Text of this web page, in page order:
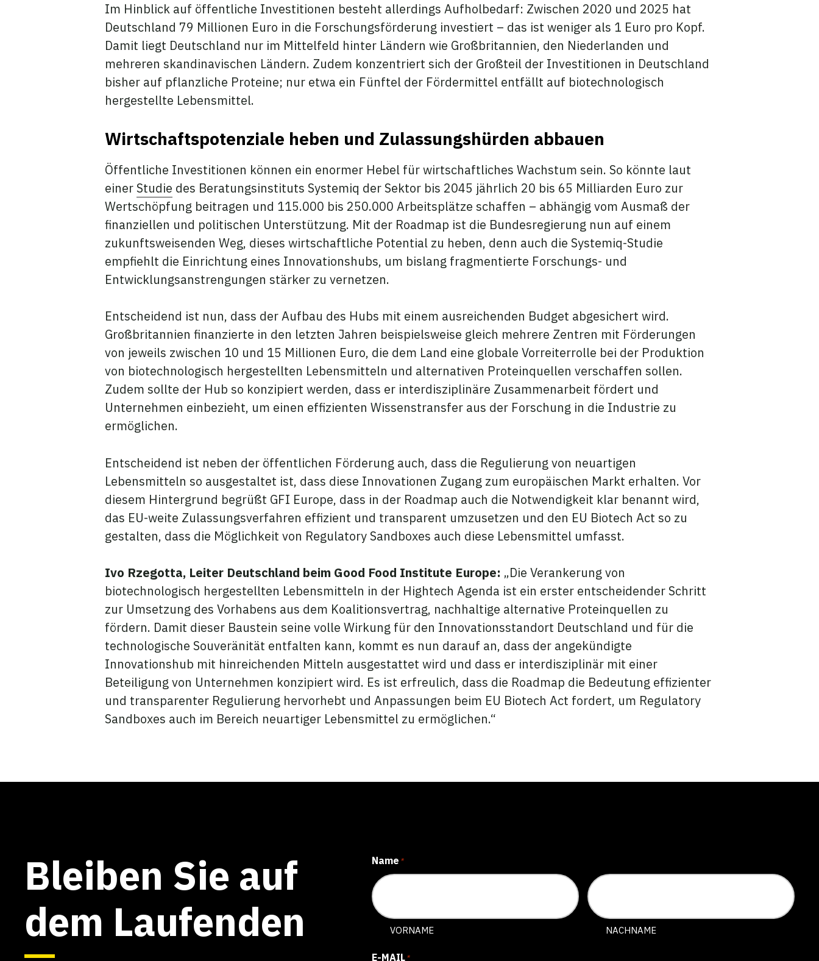
Im Hinblick auf öffentliche Investitionen besteht allerdings Aufholbedarf: Zwischen 2020 und 2025 hat
Deutschland 79 Millionen Euro in die Forschungsförderung investiert – das ist weniger als 1 Euro pro Kopf.
Damit liegt Deutschland nur im Mittelfeld hinter Ländern wie Großbritannien, den Niederlanden und
mehreren skandinavischen Ländern. Zudem konzentriert sich der Großteil der Investitionen in Deutschland
bisher auf pflanzliche Proteine; nur etwa ein Fünftel der Fördermittel entfällt auf biotechnologisch
hergestellte Lebensmittel.
Wirtschaftspotenziale heben und Zulassungshürden abbauen
Öffentliche Investitionen können ein enormer Hebel für wirtschaftliches Wachstum sein. So könnte laut
einerStudie des Beratungsinstituts Systemiq der Sektor bis 2045 jährlich 20 bis 65 Milliarden Euro zur
Wertschöpfung beitragen und 115.000 bis 250.000 Arbeitsplätze schaffen – abhängig vom Ausmaß der
finanziellen und politischen Unterstützung. Mit der Roadmap ist die Bundesregierung nun auf einem
zukunftsweisenden Weg, dieses wirtschaftliche Potential zu heben, denn auch die Systemiq-Studie
empfiehlt die Einrichtung eines Innovationshubs, um bislang fragmentierte Forschungs- und
Entwicklungsanstrengungen stärker zu vernetzen.
Entscheidend ist nun, dass der Aufbau des Hubs mit einem ausreichenden Budget abgesichert wird.
Großbritannien finanzierte in den letzten Jahren beispielsweise gleich mehrere Zentren mit Förderungen
von jeweils zwischen 10 und 15 Millionen Euro, die dem Land eine globale Vorreiterrolle bei der Produktion
von biotechnologisch hergestellten Lebensmitteln und alternativen Proteinquellen verschaffen sollen.
Zudem sollte der Hub so konzipiert werden, dass er interdisziplinäre Zusammenarbeit fördert und
Unternehmen einbezieht, um einen effizienten Wissenstransfer aus der Forschung in die Industrie zu
ermöglichen.
Entscheidend ist neben der öffentlichen Förderung auch, dass die Regulierung von neuartigen
Lebensmitteln so ausgestaltet ist, dass diese Innovationen Zugang zum europäischen Markt erhalten. Vor
diesem Hintergrund begrüßt GFI Europe, dass in der Roadmap auch die Notwendigkeit klar benannt wird,
das EU-weite Zulassungsverfahren effizient und transparent umzusetzen und den EU Biotech Act so zu
gestalten, dass die Möglichkeit von Regulatory Sandboxes auch diese Lebensmittel umfasst.
Ivo Rzegotta, Leiter Deutschland beim Good Food Institute Europe: „Die Verankerung von
biotechnologisch hergestellten Lebensmitteln in der Hightech Agenda ist ein erster entscheidender Schritt
zur Umsetzung des Vorhabens aus dem Koalitionsvertrag, nachhaltige alternative Proteinquellen zu
fördern. Damit dieser Baustein seine volle Wirkung für den Innovationsstandort Deutschland und für die
technologische Souveränität entfalten kann, kommt es nun darauf an, dass der angekündigte
Innovationshub mit hinreichenden Mitteln ausgestattet wird und dass er interdisziplinär mit einer
Beteiligung von Unternehmen konzipiert wird. Es ist erfreulich, dass die Roadmap die Bedeutung effizienter
und transparenter Regulierung hervorhebt und Anpassungen beim EU Biotech Act fordert, um Regulatory
Sandboxes auch im Bereich neuartiger Lebensmittel zu ermöglichen.“
Bleiben Sie auf
dem Laufenden
Name *
VORNAME NACHNAME
E-MAIL *